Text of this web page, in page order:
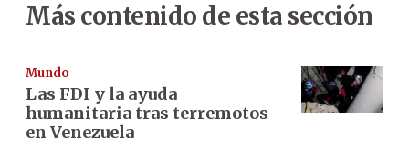
Más contenido de esta sección
Mundo
Las FDI y la ayuda
humanitaria tras terremotos
en Venezuela